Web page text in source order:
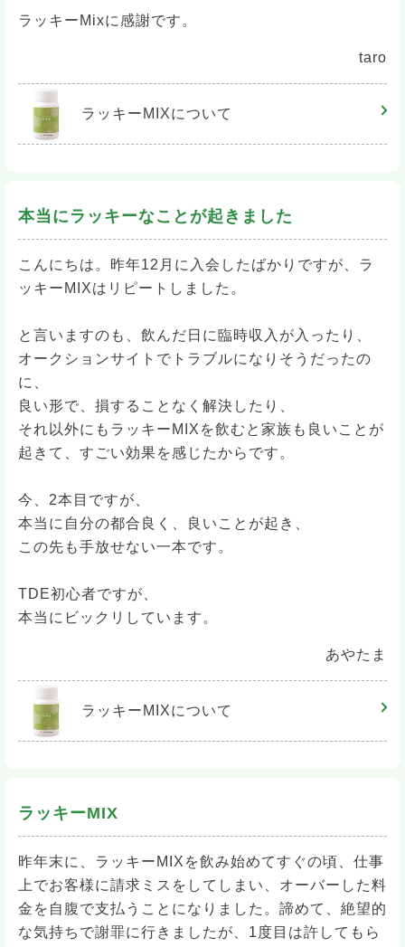
ラッキーMixに感謝です。
taro
ラッキーMIXについて
本当にラッキーなことが起きました
こんにちは。昨年12月に入会したばかりですが、ラ
ッキーMIXはリピートしました。
と言いますのも、飲んだ日に臨時収入が入ったり、
オークションサイトでトラブルになりそうだったの
に、
良い形で、損することなく解決したり、
それ以外にもラッキーMIXを飲むと家族も良いことが
起きて、すごい効果を感じたからです。
今、2本目ですが、
本当に自分の都合良く、良いことが起き、
この先も手放せない一本です。
TDE初心者ですが、
本当にビックリしています。
あやたま
ラッキーMIXについて
ラッキーMIX
昨年末に、ラッキーMIXを飲み始めてすぐの頃、仕事
上でお客様に請求ミスをしてしまい、オーバーした料
金を自腹で支払うことになりました。諦めて、絶望的
な気持ちで謝罪に行きましたが、1度目は許してもら